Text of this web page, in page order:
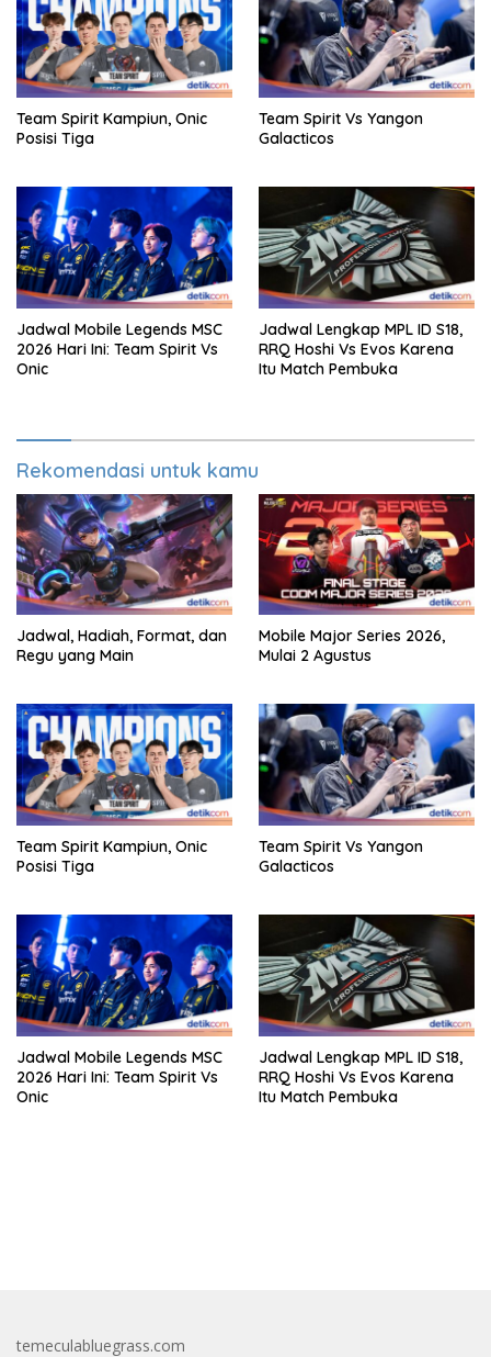
Team Spirit Kampiun, Onic
Posisi Tiga
Team Spirit Vs Yangon
Galacticos
Jadwal Mobile Legends MSC
2026 Hari Ini: Team Spirit Vs
Onic
Jadwal Lengkap MPL ID S18,
RRQ Hoshi Vs Evos Karena
Itu Match Pembuka
Rekomendasi untuk kamu
Jadwal, Hadiah, Format, dan
Regu yang Main
Mobile Major Series 2026,
Mulai 2 Agustus
Team Spirit Kampiun, Onic
Posisi Tiga
Team Spirit Vs Yangon
Galacticos
Jadwal Mobile Legends MSC
2026 Hari Ini: Team Spirit Vs
Onic
Jadwal Lengkap MPL ID S18,
RRQ Hoshi Vs Evos Karena
Itu Match Pembuka
temeculabluegrass.com